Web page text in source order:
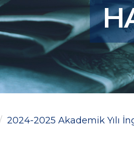
2024-2025 Akademik Yılı